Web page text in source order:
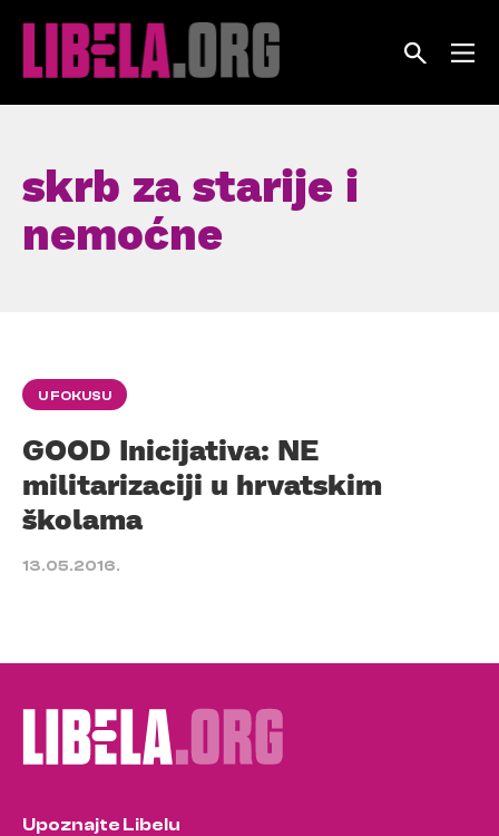
skrb za starije i
nemoćne
U FOKUSU
GOOD Inicijativa: NE
militarizaciji u hrvatskim
školama
13.05.2016.
Upoznajte Libelu